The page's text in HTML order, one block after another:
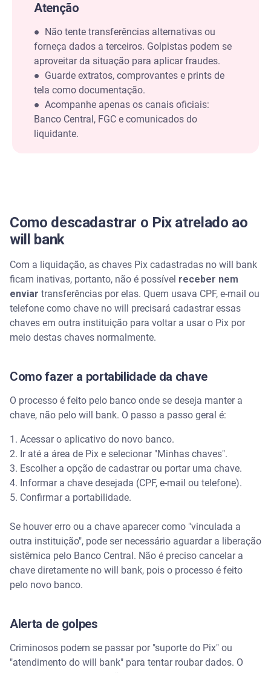
Atenção
●
Não tente transferências alternativas ou
forneça dados a terceiros. Golpistas podem se
aproveitar da situação para aplicar fraudes.
● Guarde extratos, comprovantes e prints de
tela como documentação.
● Acompanhe apenas os canais oficiais:
Banco Central, FGC e comunicados do
liquidante.
Como descadastrar o Pix atrelado ao
will bank
Com a liquidação, as chaves Pix cadastradas no will bank
ficam inativas, portanto, não é possível receber nem
enviar transferências por elas. Quem usava CPF, e-mail ou
telefone como chave no will precisará cadastrar essas
chaves em outra instituição para voltar a usar o Pix por
meio destas chaves normalmente.
Como fazer a portabilidade da chave
O processo é feito pelo banco onde se deseja manter a
chave, não pelo will bank. O passo a passo geral é:
1. Acessar o aplicativo do novo banco.
2. Ir até a área de Pix e selecionar "Minhas chaves".
3. Escolher a opção de cadastrar ou portar uma chave.
4. Informar a chave desejada (CPF, e-mail ou telefone).
5. Confirmar a portabilidade.
Se houver erro ou a chave aparecer como "vinculada a
outra instituição", pode ser necessário aguardar a liberação
sistêmica pelo Banco Central. Não é preciso cancelar a
chave diretamente no will bank, pois o processo é feito
pelo novo banco.
Alerta de golpes
Criminosos podem se passar por "suporte do Pix" ou
"atendimento do will bank" para tentar roubar dados. O